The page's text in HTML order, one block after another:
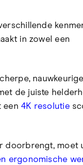
in zowel een
de juiste
een4K resolutie
doorbrengt, moet
ergonomische